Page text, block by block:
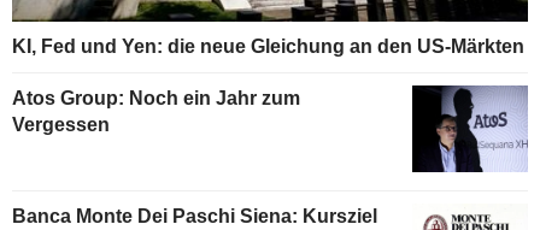
KI, Fed und Yen: die neue Gleichung an den US-Märkten
Atos Group: Noch ein Jahr zum
Vergessen
Banca Monte Dei Paschi Siena: Kursziel